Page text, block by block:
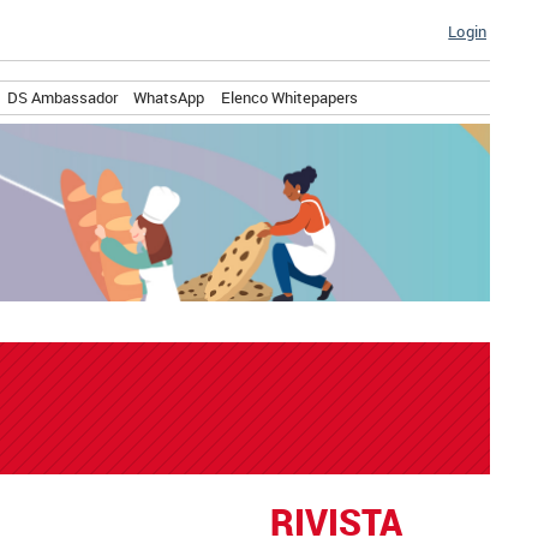
Login
DS Ambassador WhatsApp Elenco Whitepapers
RIVISTA